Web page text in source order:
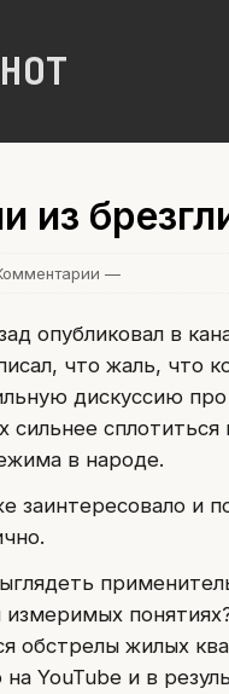
из
—
опубликовал в
что жаль, что
дискуссию
сильнее
в народе.
заинтересовало и
обстрелы жилых
YouTube и в